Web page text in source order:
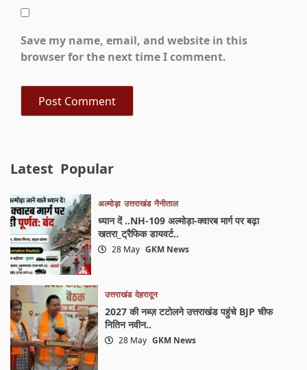
Save my name, email, and website in this
browser for the next time I comment.
Latest Popular
अल्मोड़ा उत्तराखंड नैनीताल
ध्यान दें ..NH-109 अल्मोड़ा-क्वारब मार्ग पर बढ़ा
खतरा_ट्रैफिक डायवर्ट..
28 May GKM News
उत्तराखंड देहरादून
2027 की नब्ज़ टटोलने उत्तराखंड पहुंचे BJP चीफ
नितिन नवीन..
28 May GKM News